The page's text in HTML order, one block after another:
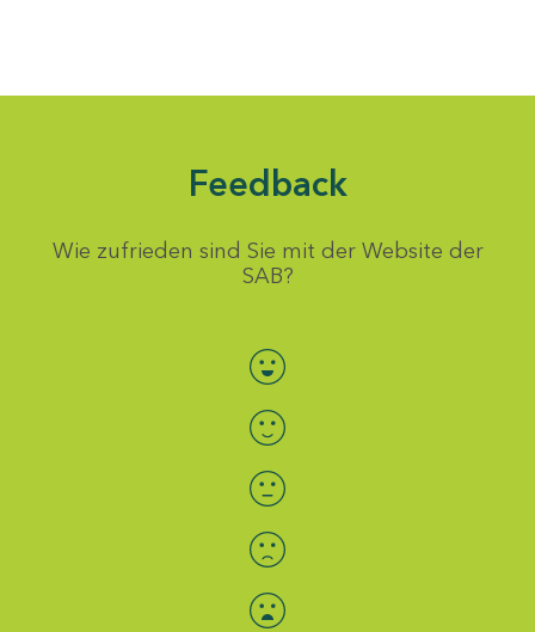
Feedback
Wie zufrieden sind Sie mit der Website der
SAB?
Bewertung auswählen